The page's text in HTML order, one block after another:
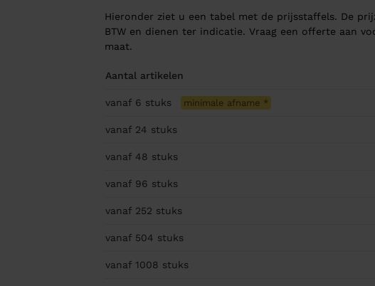
Hieronder ziet u een tabel met de prijsstaffels. De
BTW en dienen ter indicatie. Vraag een offerte aan
maat.
Aantal artikelen
vanaf 6 stuks minimale afname *
vanaf 24 stuks
vanaf 48 stuks
vanaf 96 stuks
vanaf 252 stuks
vanaf 504 stuks
vanaf 1008 stuks